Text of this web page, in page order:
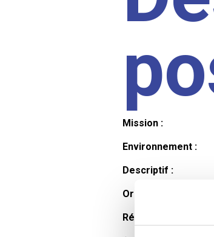
Mission :
Environnement :
Descriptif :
Organisation et
Rémunération :